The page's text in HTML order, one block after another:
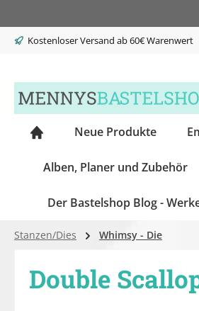
Kostenloser Versand ab 60€ Warenwert
Neue Produkte
Alben, Planer und Zubehör
Der Bastelshop Blog -
Stanzen/Dies Whimsy - Die
Double